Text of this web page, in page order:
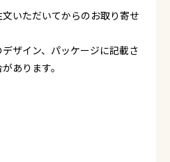
いただいてからのお取り寄せ
ザイン、パッケージに記載さ
あります。